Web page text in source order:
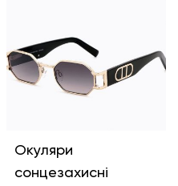
Окуляри
сонцезахисні